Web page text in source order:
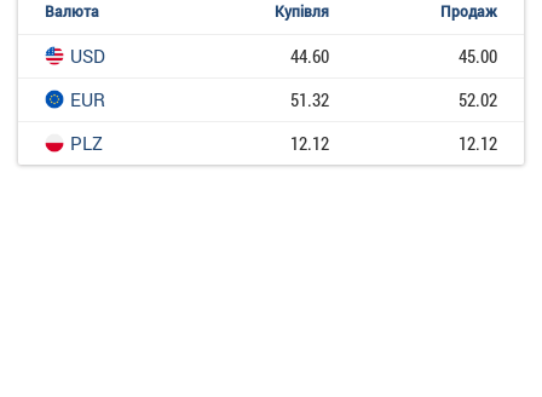
Валюта Купівля Продаж
USD 44.60
45.00
EUR
51.32
52.02
PLZ
12.12 12.12